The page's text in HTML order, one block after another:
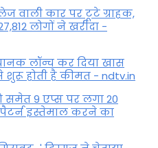
वाली कार पर टूटे ग्राहक,
लोगों ने खरीदा -
लॉन्च कर दिया खास
होती है कीमत - ndtv.in
समेत 9 एप्स पर लगा 20
पैटर्न इस्तेमाल करने का